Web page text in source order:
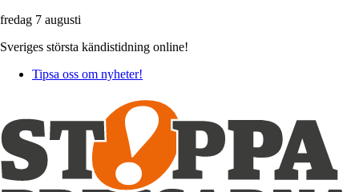
fredag 7 augusti
Sveriges största kändistidning online!
Tipsa oss om nyheter!